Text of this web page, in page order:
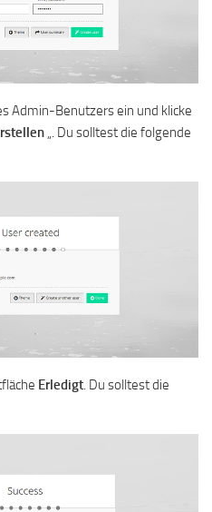
Admin-Benutzers ein und klicke
„. Du solltest die folgende
Erledigt . Du solltest die